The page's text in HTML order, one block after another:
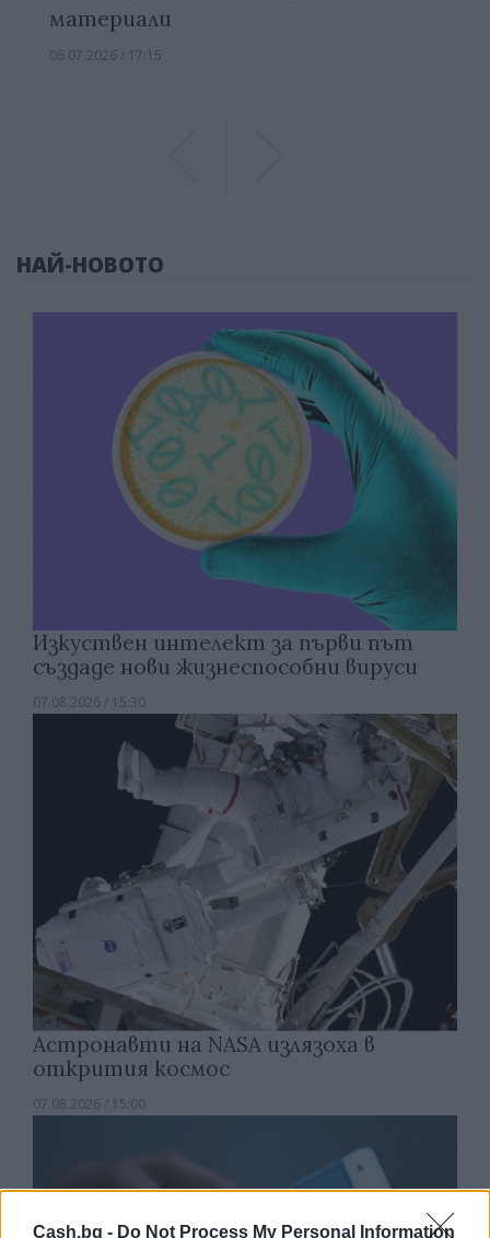
Cash.bg - Do Not Process My Personal Information
материали
06.07.2026 / 17:15
НАЙ-НОВОТО
Изкуствен интелект за първи път
създаде нови жизнеспособни вируси
07.08.2026 / 15:30
Астронавти на NASA излязоха в
открития космос
07.08.2026 / 15:00